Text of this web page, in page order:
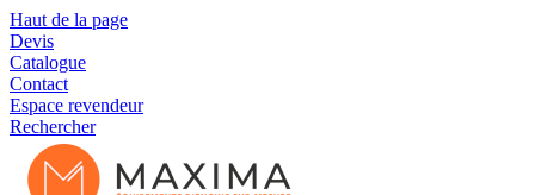
Haut de la page
Devis
Catalogue
Contact
Espace revendeur
Rechercher
Cookies management panel